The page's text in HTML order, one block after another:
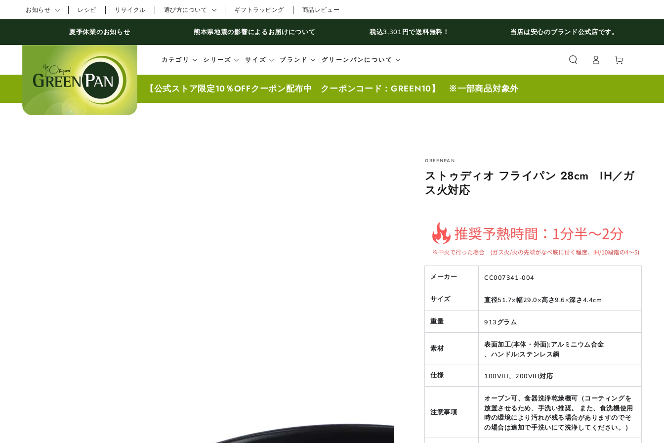
コンテンツにスキ
ップするお知らせ レシピ リサイクル 選び方について ギフトラッピング 商品レビュー
夏季休業のお知らせ 熊本県地震の影響によるお届けについて 税込3,301円で送料無料！ 当店は安心のブランド公式店です。
カテゴリ シリーズ サイズ ブランド グリーンパンについて
イ
カ
ー
ト
【公式ストア限定10％OFFクーポン配布中 クーポンコード：GREEN10】 ※一部商品対象外
GREENPAN
ストゥディオ フライパン 28cm IH／ガ
ス火対応
メーカー CC007341-004
サイズ 直径51.7×幅29.0×高さ9.6×深さ4.4cm
重量 913グラム
素材
表面加工(本体・外面):アルミニウム合金
、ハンドル:ステンレス鋼
仕様 100VIH、200VIH対応
注意事項
オーブン可、食器洗浄乾燥機可（コーティングを
放置させるため、手洗い推奨。 また、食洗機使用
時の環境により汚れが残る場合がありますのでそ
の場合は追加で手洗いにて洗浄してください。）